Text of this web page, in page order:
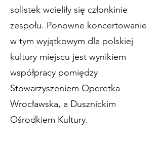
solistek wcieliły się członkinie
zespołu. Ponowne koncertowanie
w tym wyjątkowym dla polskiej
kultury miejscu jest wynikiem
współpracy pomiędzy
Stowarzyszeniem Operetka
Wrocławska, a Dusznickim
Ośrodkiem Kultury.